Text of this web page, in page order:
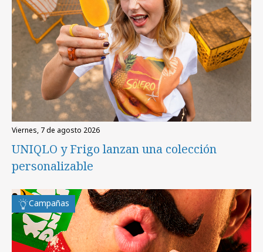
viernes, 7 de agosto 2026
UNIQLO y Frigo lanzan una colección
personalizable
Campañas